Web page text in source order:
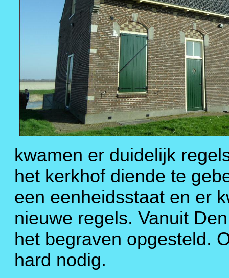
kwamen er duidelijk
het kerkhof diende te
een eenheidsstaat en er
nieuwe regels. Vanuit
het begraven opgesteld.
hard nodig.